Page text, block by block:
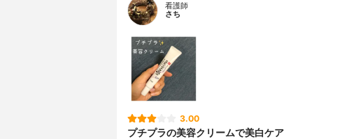
看護師
さち
3.00
プチプラの美容クリームで美白ケア